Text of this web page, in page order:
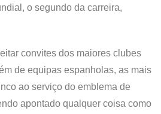
o segundo da carreira,
convites dos maiores clubes
de equipas espanholas, as mais
ao serviço do emblema de
apontado qualquer coisa como